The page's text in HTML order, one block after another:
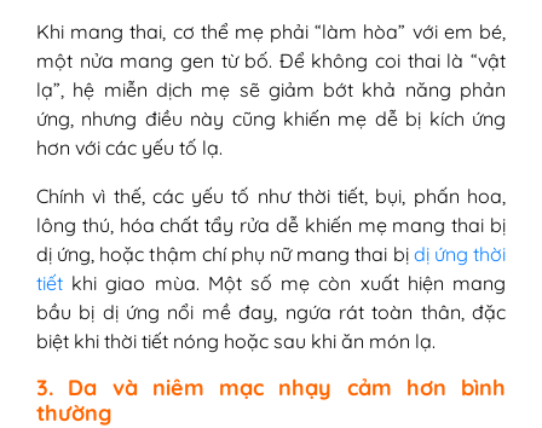
Khi mang thai, cơ thể mẹ phải “làm hòa” với em bé,
một nửa mang gen từ bố. Để không coi thai là “vật
lạ”, hệ miễn dịch mẹ sẽ giảm bớt khả năng phản
ứng, nhưng điều này cũng khiến mẹ dễ bị kích ứng
hơn với các yếu tố lạ.
Chính vì thế, các yếu tố như thời tiết, bụi, phấn hoa,
lông thú, hóa chất tẩy rửa dễ khiến mẹ mang thai bị
dị ứng, hoặc thậm chí phụ nữ mang thai bị dị ứng thời
tiết khi giao mùa. Một số mẹ còn xuất hiện mang
bầu bị dị ứng nổi mề đay, ngứa rát toàn thân, đặc
biệt khi thời tiết nóng hoặc sau khi ăn món lạ.
3. Da và niêm mạc nhạy cảm hơn bình
thường